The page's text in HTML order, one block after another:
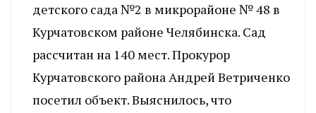
детского сада №2 в микрорайоне № 48 в
Курчатовском районе Челябинска. Сад
рассчитан на 140 мест. Прокурор
Курчатовского района Андрей Ветриченко
посетил объект. Выяснилось, что